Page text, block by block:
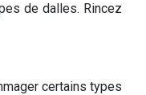
de dalles. Rincez
certains types